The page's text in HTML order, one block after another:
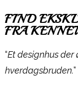
FIND
FRA
“Et designhus
hverdagsbruden.”